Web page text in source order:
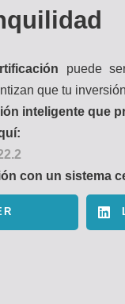
puede
que tu
inteligente que
con un sistema